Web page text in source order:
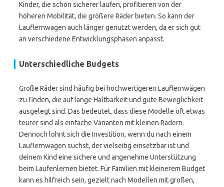
Kinder, die schon sicherer laufen, profitieren von der
höheren Mobilität, die größere Räder bieten. So kann der
Lauflernwagen auch länger genutzt werden, da er sich gut
an verschiedene Entwicklungsphasen anpasst.
Unterschiedliche Budgets
Große Räder sind häufig bei hochwertigeren Lauflernwägen
zu finden, die auf lange Haltbarkeit und gute Beweglichkeit
ausgelegt sind. Das bedeutet, dass diese Modelle oft etwas
teurer sind als einfache Varianten mit kleinen Rädern.
Dennoch lohnt sich die Investition, wenn du nach einem
Lauflernwagen suchst, der vielseitig einsetzbar ist und
deinem Kind eine sichere und angenehme Unterstützung
beim Laufenlernen bietet. Für Familien mit kleinerem Budget
kann es hilfreich sein, gezielt nach Modellen mit großen,